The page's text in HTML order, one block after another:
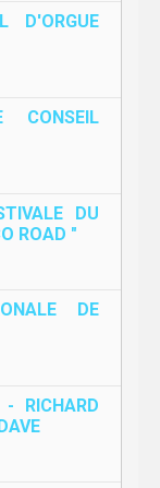
D'ORGUE
CONSEIL
DU
ROAD "
DE
RICHARD